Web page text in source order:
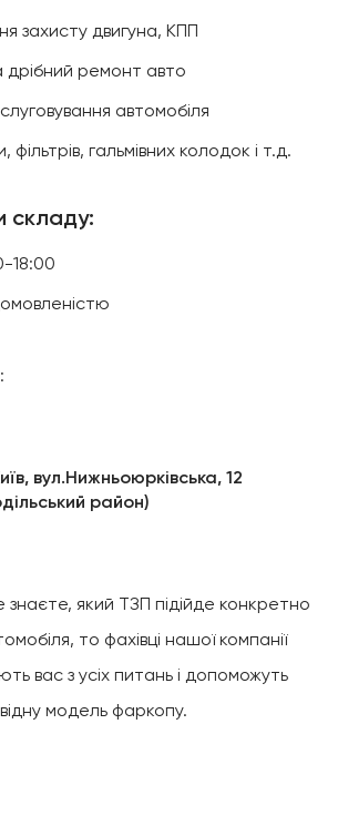
захисту двигуна, КПП
дрібний ремонт авто
автомобіля
фільтрів, гальмівних колодок і т.д.
складу:
18:00
вул.Нижньоюрківська, 12
район)
який ТЗП підійде конкретно
то фахівці нашої компанії
вас з усіх питань і допоможуть
модель фаркопу.